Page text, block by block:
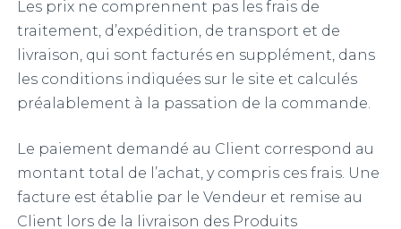
Les prix ne comprennent pas les frais de
traitement, d’expédition, de transport et de
livraison, qui sont facturés en supplément, dans
les conditions indiquées sur le site et calculés
préalablement à la passation de la commande.
Le paiement demandé au Client correspond au
montant total de l’achat, y compris ces frais. Une
facture est établie par le Vendeur et remise au
Client lors de la livraison des Produits